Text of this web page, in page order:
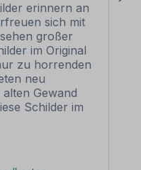
erinnern an
sich mit
großer
im Original
zu horrenden
neu
Gewand
Schilder im
die je nach
können. Die